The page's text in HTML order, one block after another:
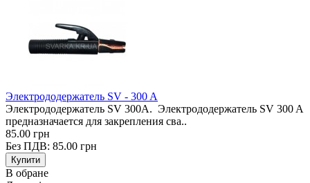
Электрододержатель SV - 300 A
Электрододержатель SV 300A. Электрододержатель SV 300 A
предназначается для закрепления сва..
85.00 грн
Без ПДВ: 85.00 грн
В обране